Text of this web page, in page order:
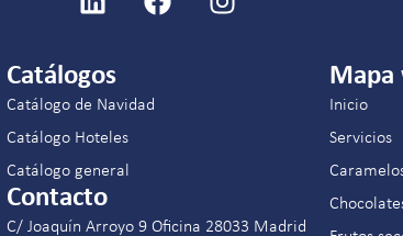
Catálogos
Catálogo de Navidad
Catálogo Hoteles
Catálogo general
Contacto
C/ Joaquín Arroyo 9 Oficina 28033 Madrid
Mapa
Inicio
Servicios